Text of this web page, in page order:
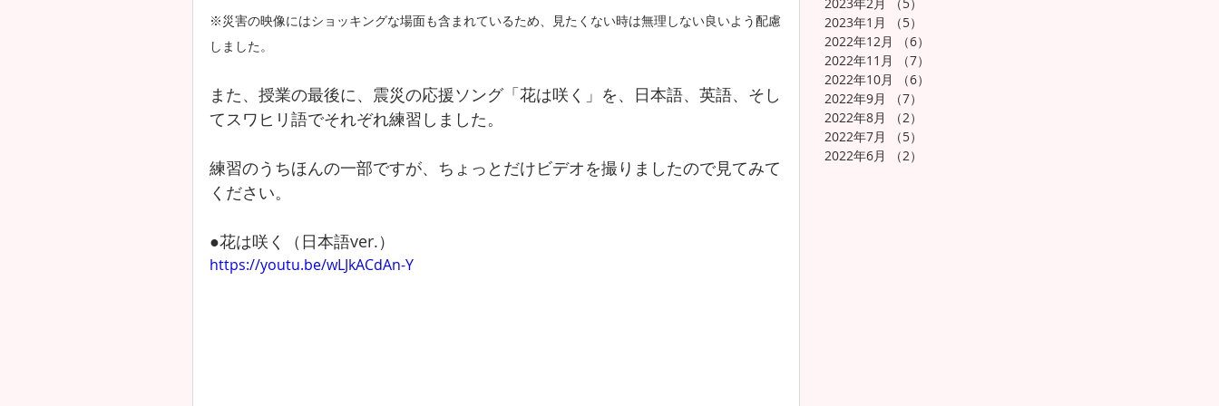
※災害の映像にはショッキングな場面も含まれているため、見たくない時は無理しない良いよう配慮
しました。
また、授業の最後に、震災の応援ソング「花は咲く」を、日本語、英語、そし
てスワヒリ語でそれぞれ練習しました。
練習のうちほんの一部ですが、ちょっとだけビデオを撮りましたので見てみて
ください。
●花は咲く（日本語ver.）
https://youtu.be/wLJkACdAn-Y
2023年1月
（5）
2022年12月
（6）
2022年11月
（7）
2022年10月
（6）
2022年9月
（7）
2022年8月
（2）
2022年7月
（5）
2022年6月
（2）